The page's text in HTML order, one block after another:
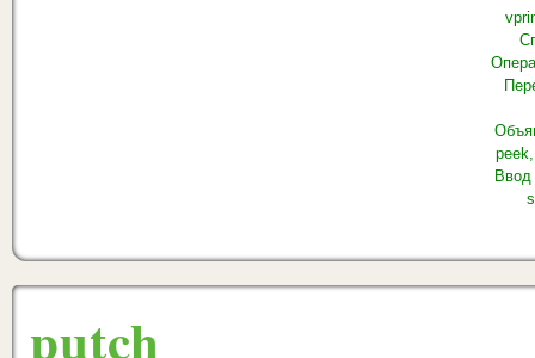
Ввод
putch